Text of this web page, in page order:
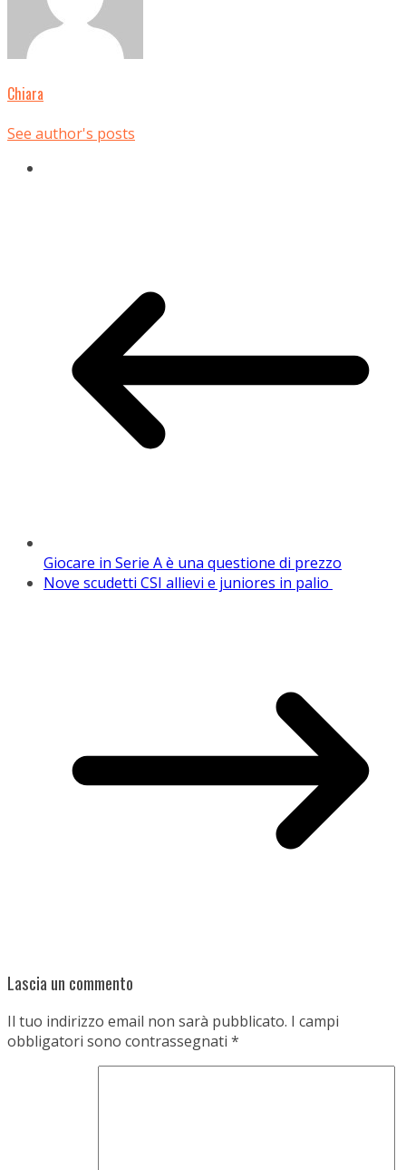
Chiara
See author's posts
Giocare in Serie A è una questione di prezzo
Nove scudetti CSI allievi e juniores in palio
Lascia un commento
Il tuo indirizzo email non sarà pubblicato. I campi
obbligatori sono contrassegnati *